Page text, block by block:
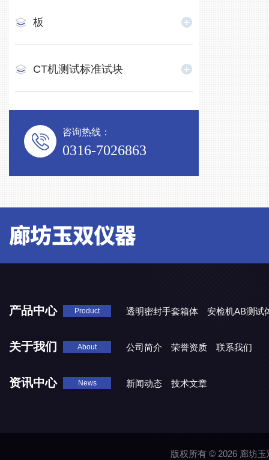
板
CT机测试标准试块
咨询热线：
0316-7026863
产品中心 Product 透明密封手套箱体 安检机AB测试
关于我们 About 公司简介 荣誉资质 联系我们
资讯中心 News 新闻动态 技术文章
版权所有 © 2026 廊坊